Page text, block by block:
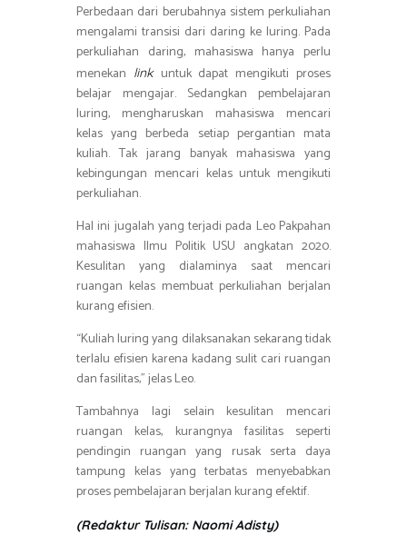
Perbedaan dari berubahnya sistem perkuliahan
mengalami transisi dari daring ke luring. Pada
perkuliahan daring, mahasiswa hanya perlu
menekan link untuk dapat mengikuti proses
belajar mengajar. Sedangkan pembelajaran
luring, mengharuskan mahasiswa mencari
kelas yang berbeda setiap pergantian mata
kuliah. Tak jarang banyak mahasiswa yang
kebingungan mencari kelas untuk mengikuti
perkuliahan.
Hal ini jugalah yang terjadi pada Leo Pakpahan
mahasiswa Ilmu Politik USU angkatan 2020.
Kesulitan yang dialaminya saat mencari
ruangan kelas membuat perkuliahan berjalan
kurang efisien.
“Kuliah luring yang dilaksanakan sekarang tidak
terlalu efisien karena kadang sulit cari ruangan
dan fasilitas,” jelas Leo.
Tambahnya lagi selain kesulitan mencari
ruangan kelas, kurangnya fasilitas seperti
pendingin ruangan yang rusak serta daya
tampung kelas yang terbatas menyebabkan
proses pembelajaran berjalan kurang efektif.
(Redaktur Tulisan: Naomi Adisty)